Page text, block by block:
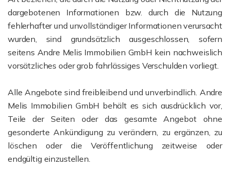
dargebotenen Informationen bzw. durch die Nutzung
fehlerhafter und unvollständiger Informationen verursacht
wurden, sind grundsätzlich ausgeschlossen, sofern
seitens Andre Melis Immobilien GmbH kein nachweislich
vorsätzliches oder grob fahrlässiges Verschulden vorliegt.
Alle Angebote sind freibleibend und unverbindlich. Andre
Melis Immobilien GmbH behält es sich ausdrücklich vor,
Teile der Seiten oder das gesamte Angebot ohne
gesonderte Ankündigung zu verändern, zu ergänzen, zu
löschen oder die Veröffentlichung zeitweise oder
endgültig einzustellen.